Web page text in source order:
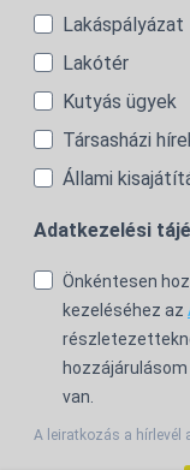
Lakáspályázat
Lakótér
Kutyás ügyek
Társasházi
Állami
Adatkezelési
Önkéntesen
kezeléséhez az
van.
A leiratkozás a hírlevél